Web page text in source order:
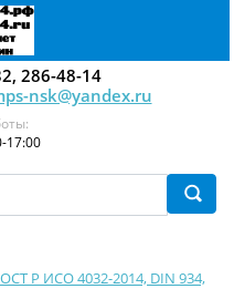
286-48-14
nsk@yandex.ru
17:00
Р ИСО 4032-2014, DIN 934,